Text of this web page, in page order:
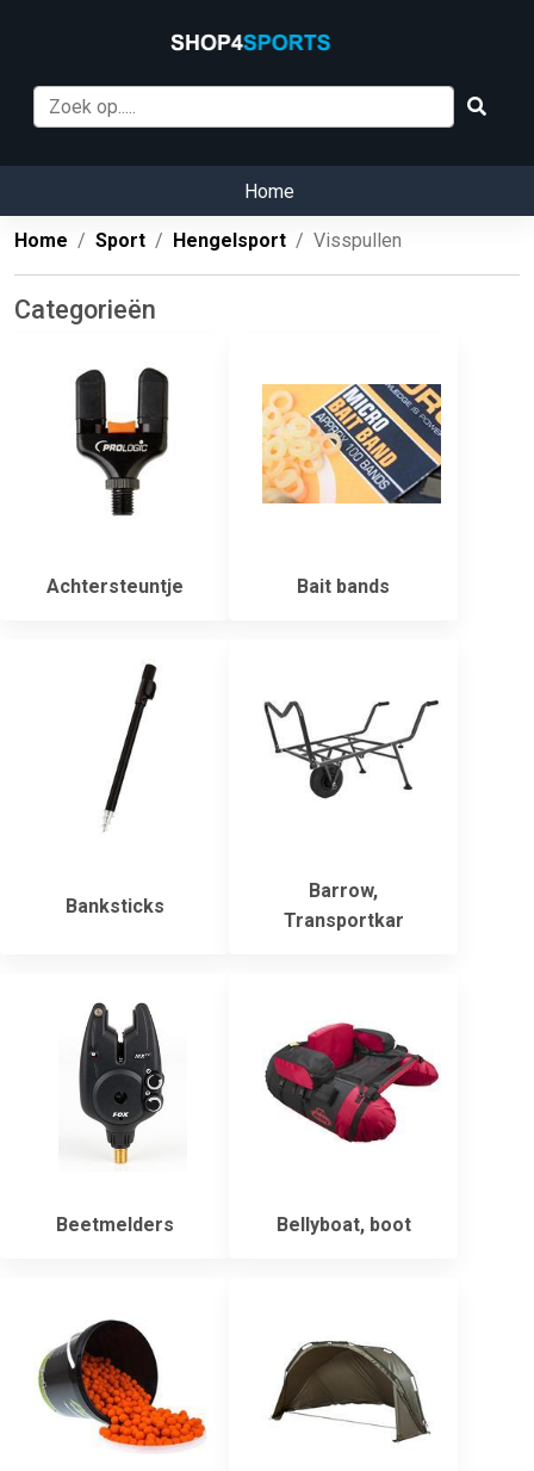
Home
Home Sport Hengelsport Visspullen
Categorieën
Achtersteuntje Bait bands
Banksticks
Barrow,
Transportkar
Beetmelders Bellyboat, boot